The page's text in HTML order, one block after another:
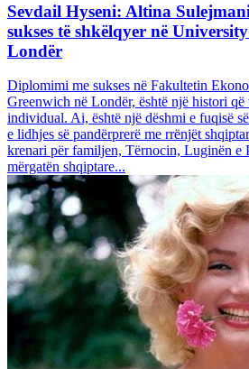
Sevdail Hyseni: Altina
sukses të shkëlqyer në
Londër
Diplomimi me sukses në Fakultetin
Greenwich në Londër, është një histori që
individual. Ai, është një dëshmi e fuqisë
e lidhjes së pandërprerë me rrënjët
krenari për familjen, Tërnocin, Luginën e
mërgatën shqiptare...